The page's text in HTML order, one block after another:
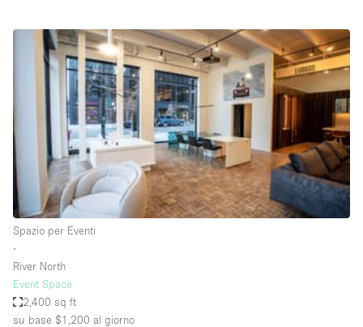
Spazio creativo
Spazio hall
Spazio per Eventi
Spazio pubblicitario
Spazio unico
Stand / Bancarella
Stand / Chiosco / Stand
Studio fotografico / riprese
Uffici
Villa / Casa
Spazio per Eventi
∙
River North
Event Space
2,400 sq ft
su base $1,200 al giorno